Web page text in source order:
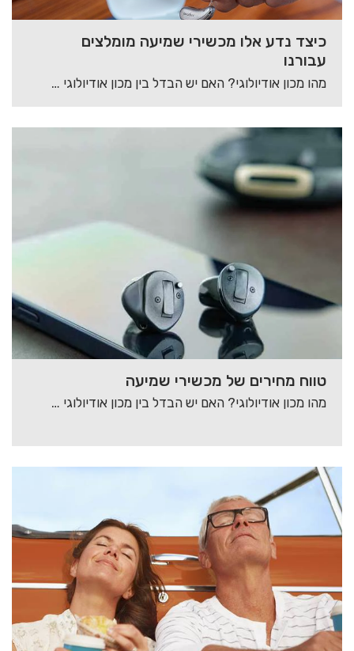
כיצד נדע אלו מכשירי שמיעה מומלצים
עבורנו
מהו מכון אודיולוגי? האם יש הבדל בין מכון אודיולוגי למכון שמיעה? איזה שירותים מוצעים לכם…
טווח מחירים של מכשירי שמיעה
מהו מכון אודיולוגי? האם יש הבדל בין מכון אודיולוגי למכון שמיעה? איזה שירותים מוצעים לכם…